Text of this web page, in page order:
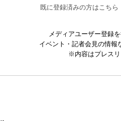
既に登録済みの方はこちら
メディアユーザー登録
イベント・記者会見の情報
※内容はプレスリ